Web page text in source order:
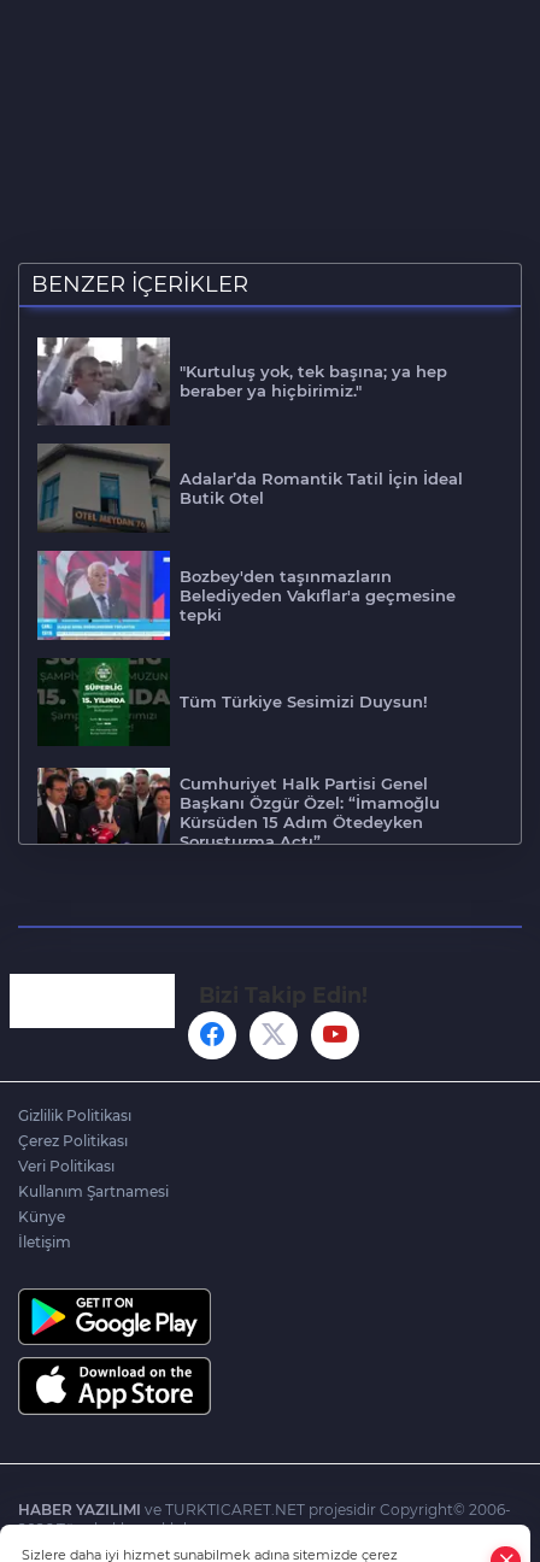
BENZER İÇERİKLER
"Kurtuluş yok, tek başına; ya hep
beraber ya hiçbirimiz."
Adalar’da Romantik Tatil İçin İdeal
Butik Otel
Bozbey'den taşınmazların
Belediyeden Vakıflar'a geçmesine
tepki
Tüm Türkiye Sesimizi Duysun!
Cumhuriyet Halk Partisi Genel
Başkanı Özgür Özel: “İmamoğlu
Kürsüden 15 Adım Ötedeyken
Soruşturma Açtı”
Başkanı Özgür Özel: “Adayımız Hazır,
Osmangazi Belediyesi’nin kurduğu
çadırda herkese eğlence var
Osmangazi Kent Konseyi Engelliler
Meclisi’nden ÖTV tepkisi
Gizlilik Politikası
Çerez Politikası
Veri Politikası
Kullanım Şartnamesi
Künye
İletişim
HABER YAZILIMI ve TURKTICARET.NET projesidir Copyright© 2006-
2026 Tüm hakları saklıdır.
Sizlere daha iyi hizmet sunabilmek adına sitemizde çerez